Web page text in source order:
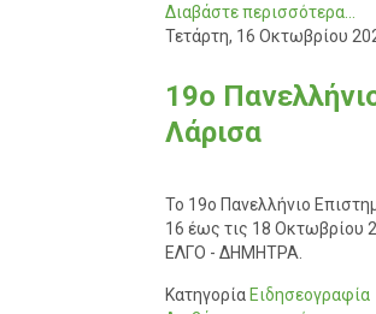
Διαβάστε περισσότερα...
Τετάρτη, 16 Οκτωβρίου
19ο
Λάρισα
Το 19ο Πανελλήνιο
16 έως τις 18 Οκτωβρίου
ΕΛΓΟ - ΔΗΜΗΤΡΑ.
Κατηγορία Ειδησεογραφία